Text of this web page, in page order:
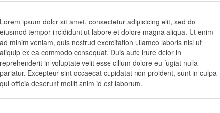
Lorem ipsum dolor sit amet, consectetur adipisicing elit, sed do
eiusmod tempor incididunt ut labore et dolore magna aliqua. Ut enim
ad minim veniam, quis nostrud exercitation ullamco laboris nisi ut
aliquip ex ea commodo consequat. Duis aute irure dolor in
reprehenderit in voluptate velit esse cillum dolore eu fugiat nulla
pariatur. Excepteur sint occaecat cupidatat non proident, sunt in culpa
qui officia deserunt mollit anim id est laborum.